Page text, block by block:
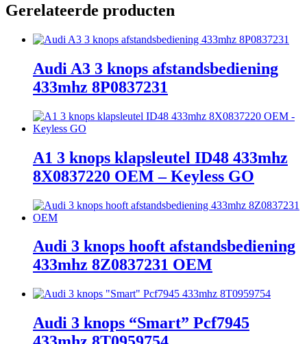
Gerelateerde producten
Audi A3 3 knops afstandsbediening
433mhz 8P0837231
A1 3 knops klapsleutel ID48 433mhz
8X0837220 OEM – Keyless GO
Audi 3 knops hooft afstandsbediening
433mhz 8Z0837231 OEM
Audi 3 knops “Smart” Pcf7945